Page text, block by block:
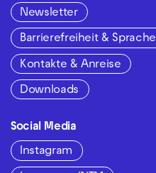
Newsletter
Barrierefreiheit & Sprache
Kontakte & Anreise
Downloads
Social Media
Instagram